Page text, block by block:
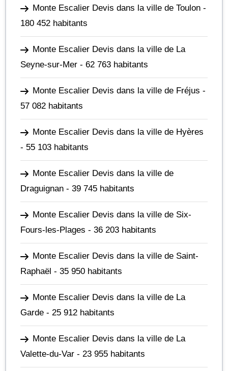
Monte Escalier Devis dans la ville de Toulon -
180 452 habitants
Monte Escalier Devis dans la ville de La
Seyne-sur-Mer - 62 763 habitants
Monte Escalier Devis dans la ville de Fréjus -
57 082 habitants
Monte Escalier Devis dans la ville de Hyères
- 55 103 habitants
Monte Escalier Devis dans la ville de
Draguignan - 39 745 habitants
Monte Escalier Devis dans la ville de Six-
Fours-les-Plages - 36 203 habitants
Monte Escalier Devis dans la ville de Saint-
Raphaël - 35 950 habitants
Monte Escalier Devis dans la ville de La
Garde - 25 912 habitants
Monte Escalier Devis dans la ville de La
Valette-du-Var - 23 955 habitants